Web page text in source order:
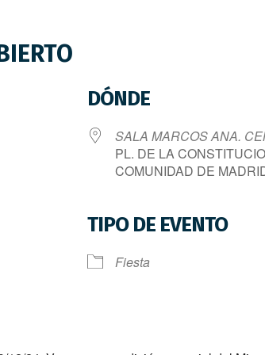
iCalendar
DÓNDE
SALA MARCOS ANA.
PL. DE LA
COMUNIDAD DE
TIPO DE EVENTO
Fiesta